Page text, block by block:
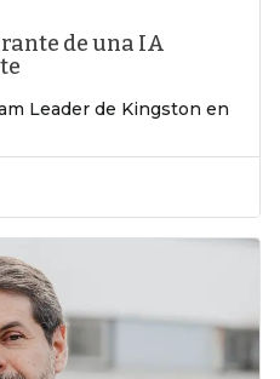
de una IA
Leader de Kingston en